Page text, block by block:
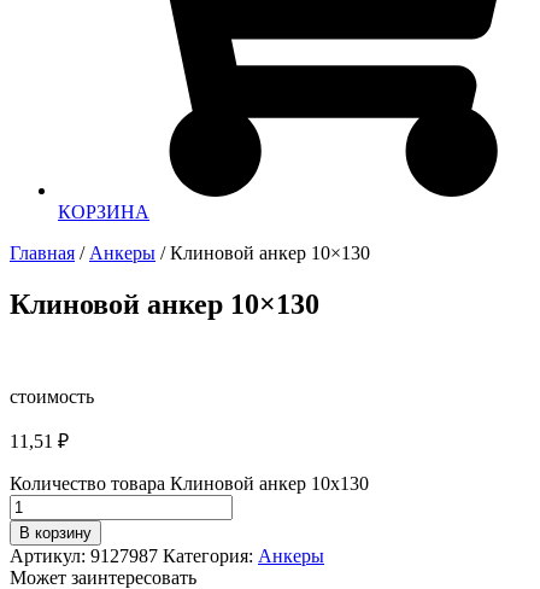
КОРЗИНА
Главная / Анкеры / Клиновой анкер 10×130
Клиновой анкер 10×130
стоимость
11,51 ₽
Количество товара Клиновой анкер 10x130
В корзину
Артикул: 9127987 Категория: Анкеры
Может заинтересовать